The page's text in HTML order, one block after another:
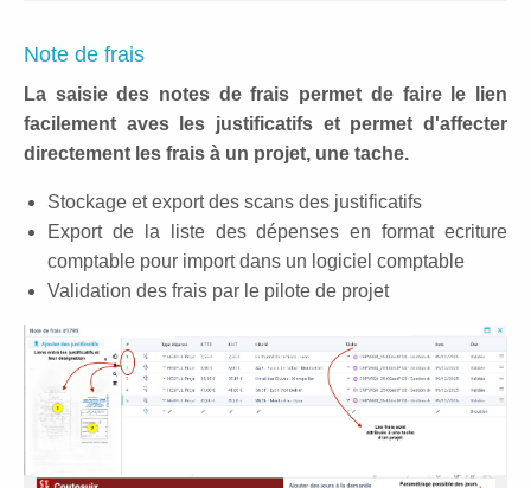
Note de frais
La saisie des notes de frais permet de faire le lien
facilement aves les justificatifs et permet d'affecter
directement les frais à un projet, une tache.
Stockage et export des scans des justificatifs
Export de la liste des dépenses en format ecriture
comptable pour import dans un logiciel comptable
Validation des frais par le pilote de projet